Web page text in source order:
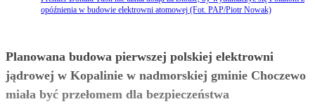
opóźnienia w budowie elektrowni atomowej (Fot. PAP/Piotr Nowak)
Planowana budowa pierwszej polskiej elektrowni
jądrowej w Kopalinie w nadmorskiej gminie Choczewo
miała być przełomem dla bezpieczeństwa